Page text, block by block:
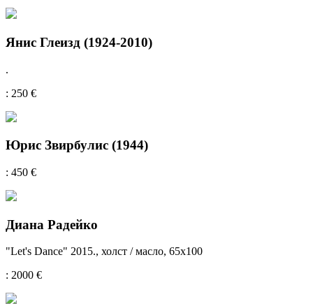
Янис Глеизд (1924-2010)
.
: 250 €
Юрис Звирбулис (1944)
: 450 €
Дианa Радейко
"Let's Dance" 2015., холст / масло, 65x100
: 2000 €